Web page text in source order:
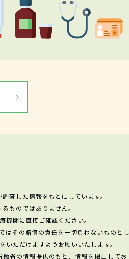
査した情報をもとにしています。
ものではありません。
機関に直接ご確認ください。
その賠償の責任を一切負わないものとし
ただけますようお願いいたします。
省の情報提供のもと、情報を掲出してお